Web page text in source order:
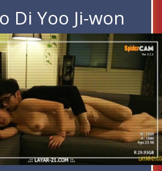
Di Yoo Ji-won